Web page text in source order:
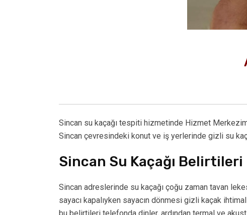
Sincan su kaçağı tespiti hizmetinde Hizmet
Sincan çevresindeki konut ve iş yerlerinde gizli su
Sincan Su Kaçağı Belirtileri
Sincan adreslerinde su kaçağı çoğu zaman tavan
sayacı kapalıyken sayacın dönmesi gizli kaçak